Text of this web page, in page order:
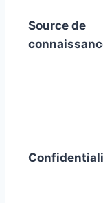
Source de